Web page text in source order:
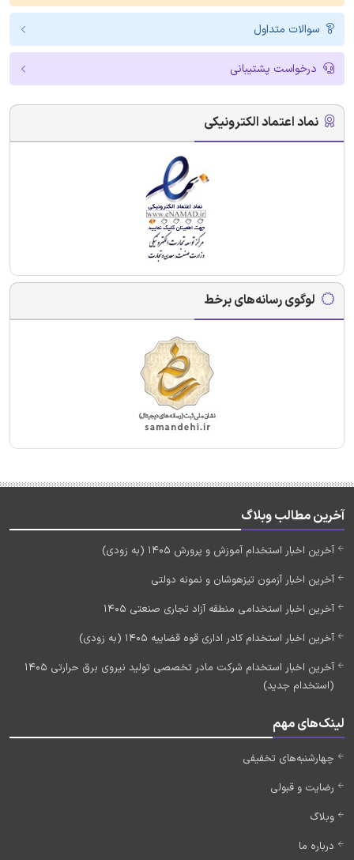
سوالات متداول
درخواست پشتیبانی
نماد اعتماد الکترونیکی
لوگوی رسانه‌های برخط
آخرین مطالب وبلاگ
آخرین اخبار استخدام آموزش و پرورش 1405 (به زودی)
آخرین اخبار آزمون تیزهوشان و نمونه دولتی
آخرین اخبار استخدامی منطقه آزاد تجاری صنعتی 1405
آخرین اخبار استخدام کادر اداری قوه قضاییه 1405 (به زودی)
آخرین اخبار استخدام شرکت مادر تخصصی تولید نیروی برق حرارتی 1405
(استخدام جدید)
لینک‌های مهم
چهارشنبه‌های تخفیفی
رضایت و قبولی
وبلاگ
درباره ما